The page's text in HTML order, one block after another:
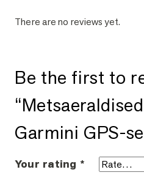
There are no reviews yet.
Be the first to
Garmini GPS-
Your rating *